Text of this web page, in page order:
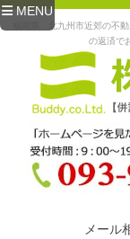
MENU
福岡県、北九州市近郊の不
の返済で
メール